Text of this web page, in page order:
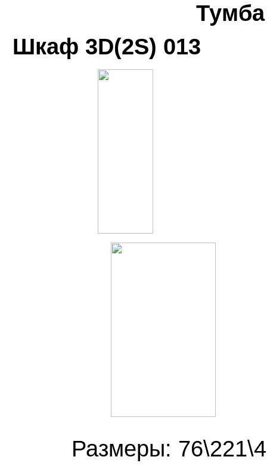
Тумба
Шкаф 3D(2S) 013
Размеры: